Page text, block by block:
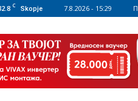
C Skopje 7.8.2026 - 15:29